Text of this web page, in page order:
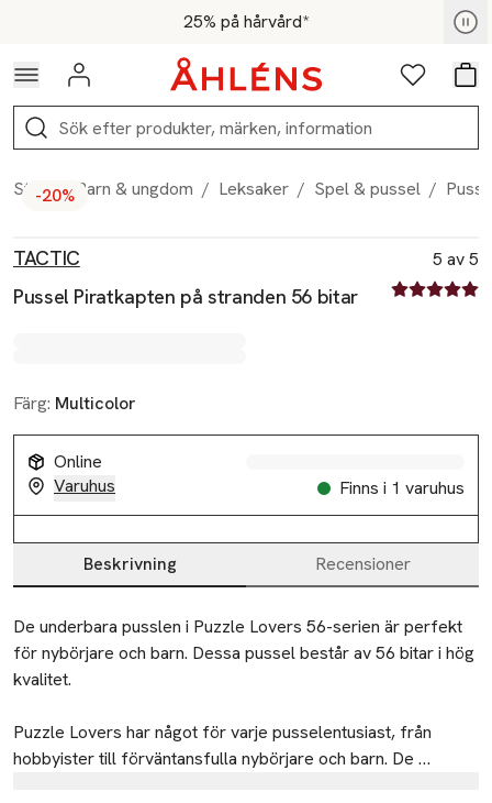
Hoppa till navigationsmenyn25% på hårvård*
För medlemmar - Shoppa nu
Logga in Favoriter
Sök
Start / Barn & ungdom / Leksaker / Spel & pussel /
-20%
TACTIC
Pussel Piratkapten på stranden 56 bitar
5 av 5
5 av fem
Färg: Multicolor
Online
Varuhus
Finns i 1 varuhus
Beskrivning Recensioner
Beskrivning
De underbara pusslen i Puzzle Lovers 56-serien är perfekt
för nybörjare och barn. Dessa pussel består av 56 bitar i hög
kvalitet.
Puzzle Lovers har något för varje pusselentusiast, från
hobbyister till förväntansfulla nybörjare och barn. De